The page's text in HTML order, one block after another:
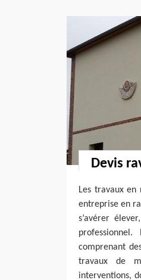
Devis
Les travaux en
entreprise en
s’avérer
comprenant
travaux de
interventions,